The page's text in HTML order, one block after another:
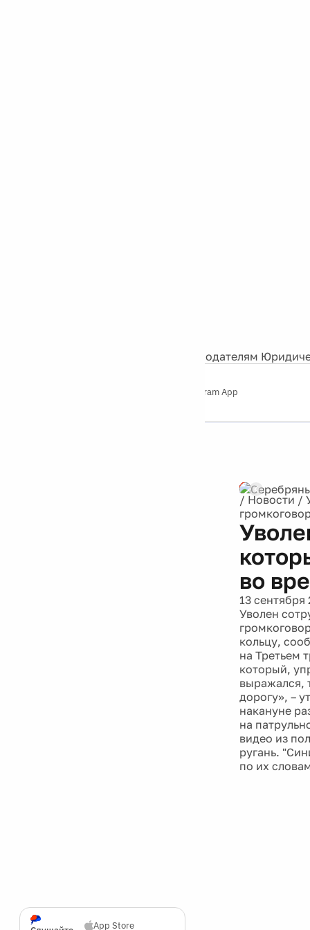
Рекламодателям
Telegram App
App Store
/ Новости /
во
13 сентября
Уволен
кольцу,
на Третьем
который,
выражался,
дорогу», –
накануне
на
видео из
ругань.
по их